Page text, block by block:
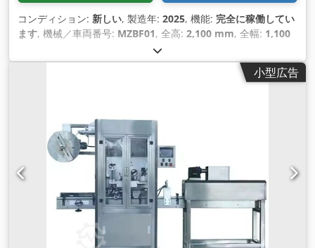
コンディション: 新しい, 製造年: 2025, 機能: 完全に稼働してい
ます, 機械／車両番号: MZBF01, 全高: 2,100 mm, 全幅: 1,100
, マンホールの位置:
類:三相, 総重量:1,800 kg（キログラム）, 入力電圧:220 V,
小型広告